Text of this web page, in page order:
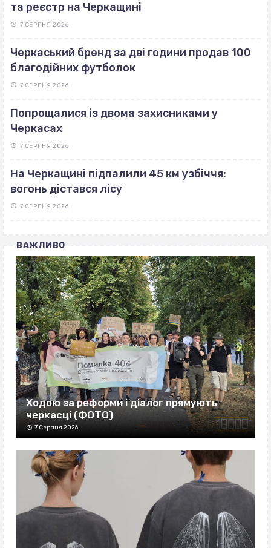
та реєстр на Черкащині
7 СЕРПНЯ 2026
Черкаський бренд за дві години продав 100
благодійних футболок
7 СЕРПНЯ 2026
Попрощалися із двома захисниками у
Черкасах
7 СЕРПНЯ 2026
На Черкащині підпалили 45 км узбіччя:
вогонь дістався лісу
7 СЕРПНЯ 2026
ВАЖЛИВО
Ходою за реформи і діалог прямують
черкасці (ФОТО)
7 Серпня 2026